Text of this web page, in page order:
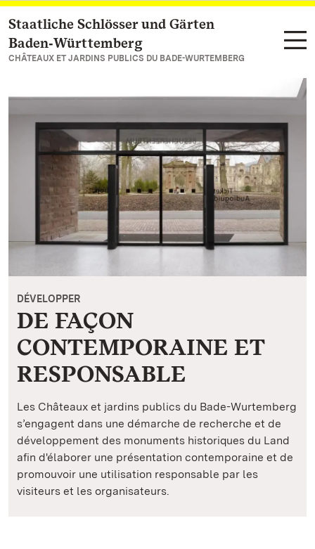
Vers la page d’accueil
Staatliche Schlösser und Gärten
Baden‑Württemberg
CHÂTEAUX ET JARDINS PUBLICS DU BADE-WURTEMBERG
DÉVELOPPER
DE FAÇON
CONTEMPORAINE ET
RESPONSABLE
Les Châteaux et jardins publics du Bade-Wurtemberg
s’engagent dans une démarche de recherche et de
développement des monuments historiques du Land
afin d'élaborer une présentation contemporaine et de
promouvoir une utilisation responsable par les
visiteurs et les organisateurs.